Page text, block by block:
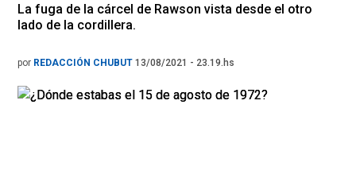
La fuga de la cárcel de Rawson vista desde el otro
lado de la cordillera.
por REDACCIÓN CHUBUT 13/08/2021 - 23.19.hs